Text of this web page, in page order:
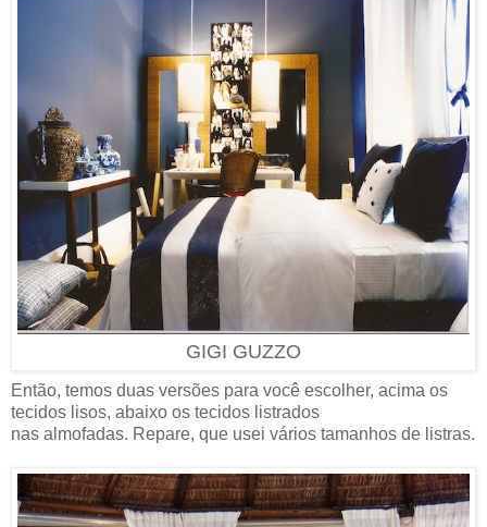
GIGI GUZZO
Então, temos duas versões para você escolher, acima os
tecidos lisos, abaixo os tecidos listrados
nas almofadas. Repare, que usei vários tamanhos de listras.